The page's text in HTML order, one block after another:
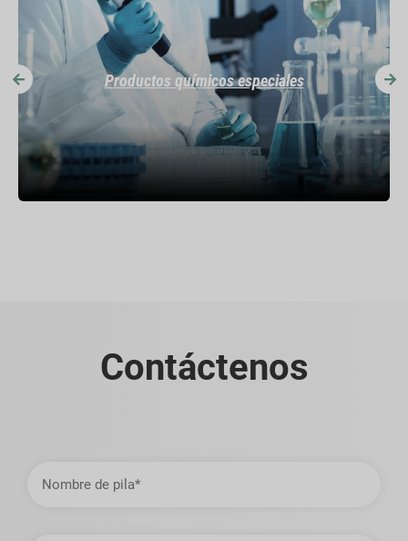
Productos químicos especiales
Contáctenos
pila